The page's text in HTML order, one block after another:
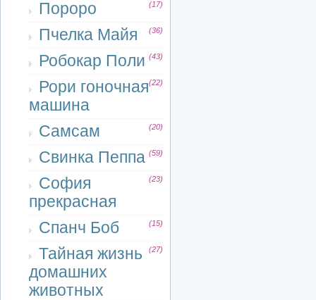
Пороро (17)
Пчелка Майя (36)
Робокар Поли (43)
Рори гоночная
машина
(22)
Самсам (20)
Свинка Пеппа (59)
София
прекрасная
(23)
Спанч Боб (15)
Тайная жизнь
домашних
животных
(27)